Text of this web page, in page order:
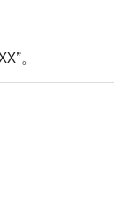
。